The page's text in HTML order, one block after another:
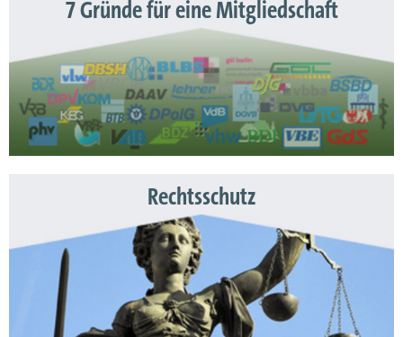
7 Gründe für eine Mitgliedschaft
Rechtsschutz